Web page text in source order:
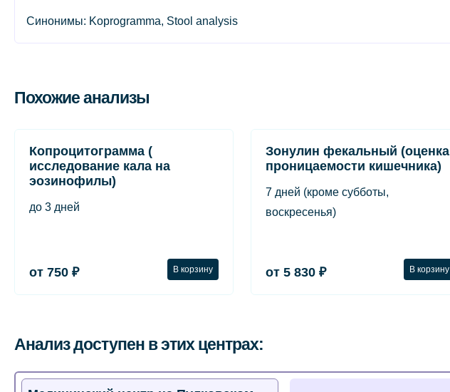
Синонимы: Koprogramma, Stool analysis
Похожие анализы
Копроцитограмма (
исследование кала на
эозинофилы)
до 3 дней
от 750 ₽ В корзину
Зонулин фекальный (оценка
проницаемости кишечника)
7 дней (кроме субботы,
воскресенья)
от 5 830 ₽ В корзину
Анализ доступен в этих центрах: